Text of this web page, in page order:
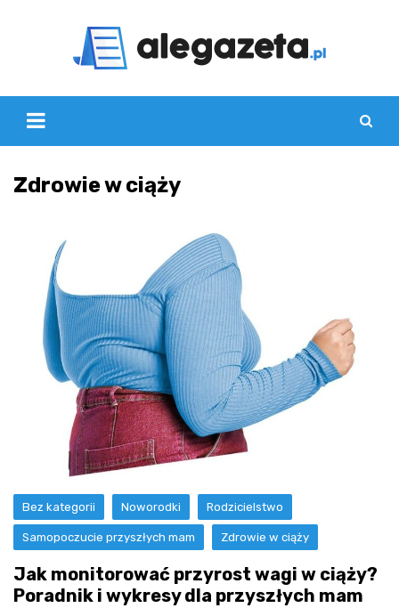
Zdrowie w ciąży
Bez kategorii Noworodki Rodzicielstwo
Samopoczucie przyszłych mam Zdrowie w ciąży
Jak monitorować przyrost wagi w ciąży?
Poradnik i wykresy dla przyszłych mam